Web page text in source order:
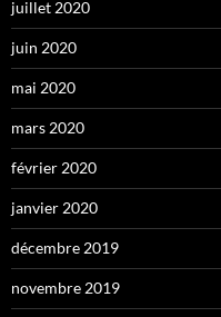
juillet 2020
juin 2020
mai 2020
mars 2020
février 2020
janvier 2020
décembre 2019
novembre 2019